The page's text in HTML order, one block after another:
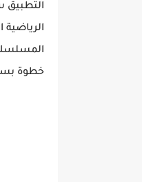
التطبيق
خطوة